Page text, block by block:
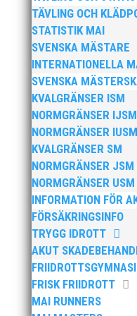
TÄVLING OCH
STATISTIK MAI
SVENSKA MÄSTARE
INTERNATIONELLA
SVENSKA
KVALGRÄNSER ISM
NORMGRÄNSER IJSM
NORMGRÄNSER
KVALGRÄNSER SM
NORMGRÄNSER JSM
NORMGRÄNSER
INFORMATION FÖR
FÖRSÄKRINGSINFO
TRYGG IDROTT
AKUT
FRISK FRIIDROTT
MAI RUNNERS
Söndagen den 13
vårt höstlopp med en
natursköna
Öresundsbron.
och info, klicka här!